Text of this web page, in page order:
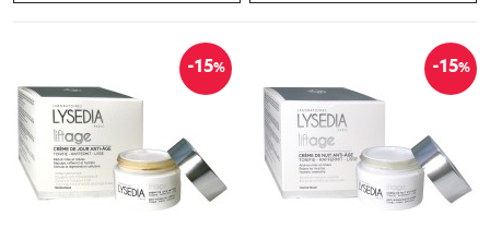
-15% -15%